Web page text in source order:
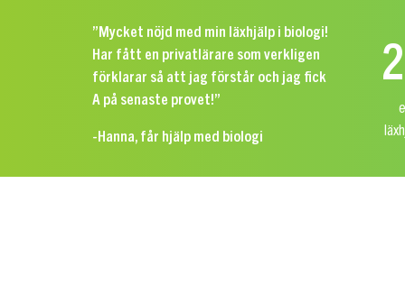
”Mycket nöjd med min läxhjälp i biologi!
Har fått en privatlärare som verkligen
förklarar så att jag förstår och jag fick
A på senaste provet!”
-Hanna, får hjälp med biologi